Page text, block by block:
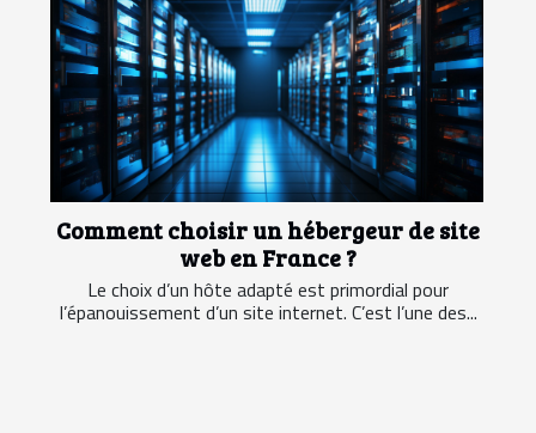
Comment choisir un hébergeur de site
web en France ?
Le choix d’un hôte adapté est primordial pour
l’épanouissement d’un site internet. C’est l’une des...